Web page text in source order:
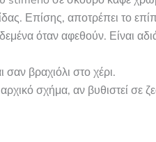
Επίσης, αποτρέπει το
όταν αφεθούν. Είναι
βραχιόλι στο χέρι.
σχήμα, αν βυθιστεί σε